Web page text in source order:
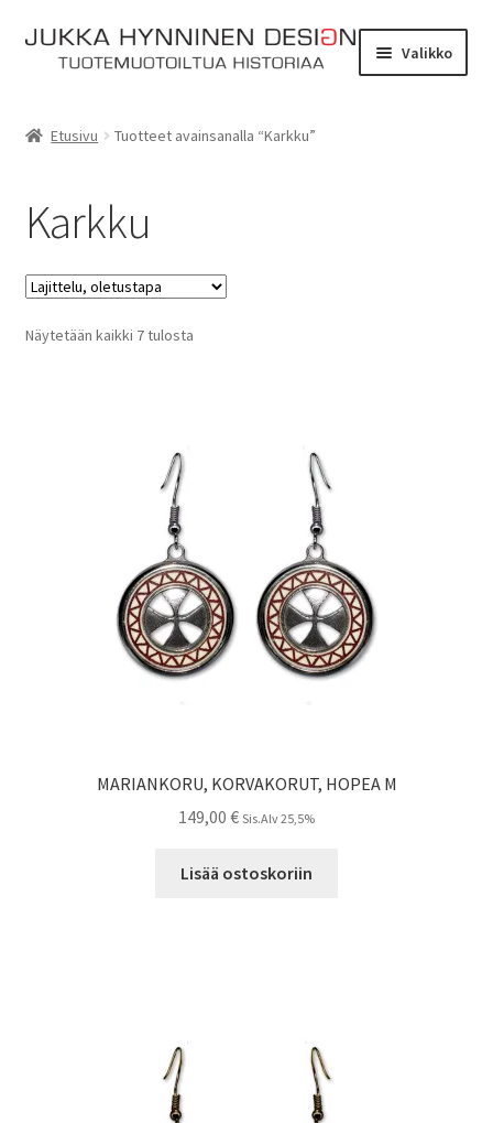
Siirry
navigointiin
Siirry
sisältöön
Valikko
Yhteydenotto
Myymälä
Verkkokauppa
Etusivu Tuotteet avainsanalla “Karkku”
Karkku
Näytetään kaikki 7 tulosta
MARIANKORU, KORVAKORUT, HOPEA M
149,00 € Sis.Alv 25,5%
Lisää ostoskoriin